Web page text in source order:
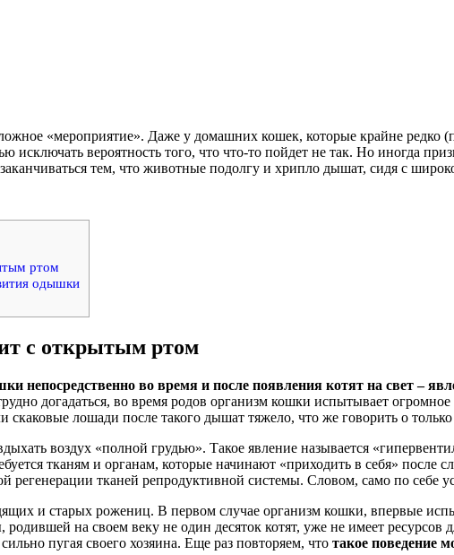
«мероприятие». Даже у домашних кошек, которые крайне
исключать вероятность того, что что-то пойдет не так. Но иногда
тем, что животные подолгу и хрипло дышат, сидя с
ртом
одышки
с открытым ртом
непосредственно во время и после появления котят на свет –
догадаться, во время родов организм кошки испытывает
скаковые лошади после такого дышат тяжело, что же говорить о
воздух «полной грудью». Такое явление называется
тканям и органам, которые начинают «приходить в себя»
регенерации тканей репродуктивной системы. Словом, само по себе
и старых рожениц. В первом случае организм кошки, впервые
на своем веку не один десяток котят, уже не имеет ресурсов
пугая своего хозяина. Еще раз повторяем, что такое поведение